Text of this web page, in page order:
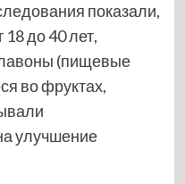
показали,
18 до 40 лет,
(пищевые
во фруктах,
улучшение